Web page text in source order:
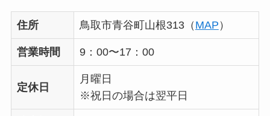
住所 鳥取市青谷町山根313（ MAP ）
営業時間 9：00〜17：00
定休日
月曜日
※祝日の場合は翌平日